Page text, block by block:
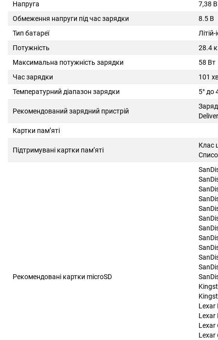
Напруга
7,38 В
Обмеження напруги під час зарядки
8.5 В
Тип батареї
Потужність
28.4
Максимальна потужність зарядки
58 Вт
Час зарядки
101
Температурний діапазон зарядки
5° дo
Рекомендований зарядний пристрій
Картки пам’яті
Підтримувані картки пам’яті
Клас
Рекомендовані картки microSD
Lexar
Lexar
Lexar
Lexar